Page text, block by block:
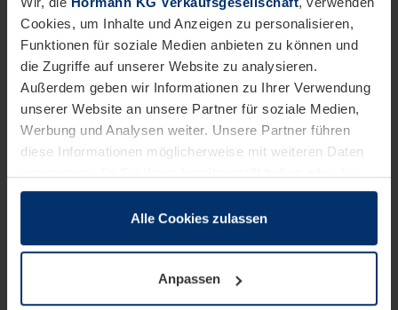
Cookies, um Inhalte und Anzeigen zu personalisieren,
Funktionen für soziale Medien anbieten zu können und
die Zugriffe auf unserer Website zu analysieren.
Außerdem geben wir Informationen zu Ihrer Verwendung
unserer Website an unsere Partner für soziale Medien,
Werbung und Analysen weiter. Unsere Partner führen
diese Informationen möglicherweise mit weiteren Daten
sie im Rahmen Ihrer Nutzung der Dienste gesammelt
wenn diese für den Betrieb dieser Seite unbedingt
notwendig sind. Für alle anderen Cookie-Typen benötigen
wir Ihre Erlaubnis. Ihre Einwilligung können Sie jederzeit
Alle Cookies zulassen
Anpassen